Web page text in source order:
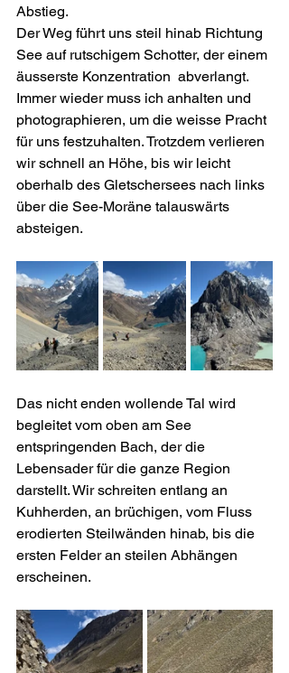
Abstieg.
Der Weg führt uns steil hinab Richtung
See auf rutschigem Schotter, der einem
äusserste Konzentration  abverlangt.
Immer wieder muss ich anhalten und
photographieren, um die weisse Pracht
für uns festzuhalten. Trotzdem verlieren
wir schnell an Höhe, bis wir leicht
oberhalb des Gletschersees nach links
über die See-Moräne talauswärts
absteigen.
Das nicht enden wollende Tal wird
begleitet vom oben am See
entspringenden Bach, der die
Lebensader für die ganze Region
darstellt. Wir schreiten entlang an
Kuhherden, an brüchigen, vom Fluss
erodierten Steilwänden hinab, bis die
ersten Felder an steilen Abhängen
erscheinen.